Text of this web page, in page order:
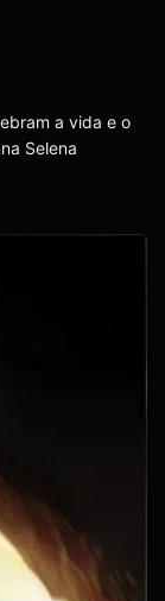
a vida e o
Selena